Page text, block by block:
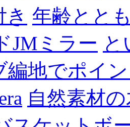
年齢とと
JMミラー
編地でポイ
自然素材